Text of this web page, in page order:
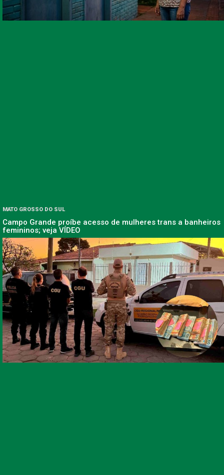
MATO GROSSO DO SUL
Campo Grande proíbe acesso de mulheres trans a banheiros
femininos; veja VÍDEO